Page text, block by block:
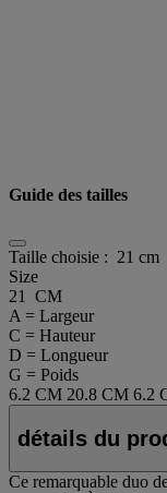
Guide des tailles
Taille choisie : 21 cm
Size
21 CM
A = Largeur
C = Hauteur
D = Longueur
G = Poids
6.2 CM 20.8 CM 6.2
détails du
Ce remarquable duo